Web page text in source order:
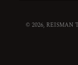
© 2026, REISMAN